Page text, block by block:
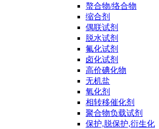
螯合物/络合物
缩合剂
偶联试剂
脱水试剂
氟化试剂
卤化试剂
高价碘化物
无机盐
氧化剂
相转移催化剂
聚合物负载试剂
保护,脱保护,衍生化